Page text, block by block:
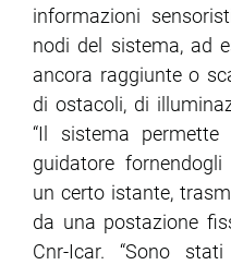
informazioni
nodi del sistema, ad
ancora raggiunte o
di ostacoli, di
“Il sistema permette
guidatore
un certo istante,
da una postazione
Cnr-Icar. “Sono